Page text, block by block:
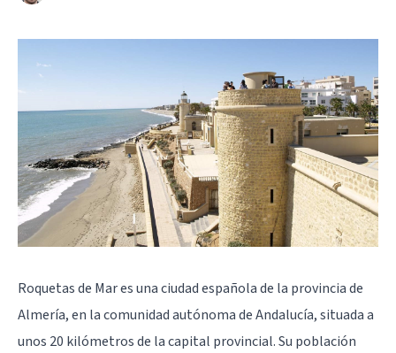
Roquetas de Mar es una ciudad española de la provincia de
Almería, en la comunidad autónoma de Andalucía, situada a
unos 20 kilómetros de la capital provincial. Su población